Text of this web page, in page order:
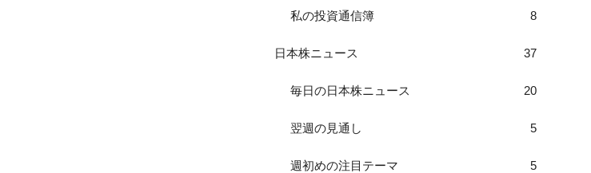
私の投資通信簿 8
日本株ニュース 37
毎日の日本株ニュース 20
翌週の見通し 5
週初めの注目テーマ 5